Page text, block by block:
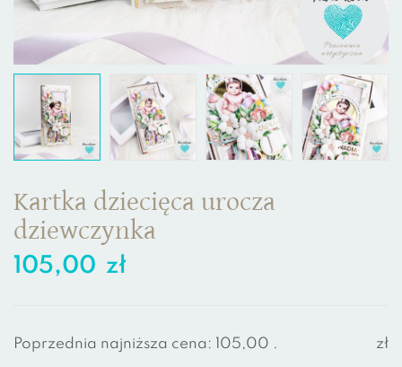
Kartka dziecięca urocza
dziewczynka
105,00 zł
Poprzednia najniższa cena: 105,00 zł
.